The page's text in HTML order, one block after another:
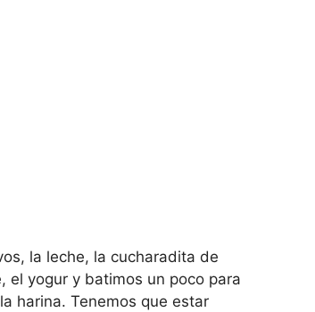
la leche, la cucharadita de
el yogur y batimos un poco para
harina. Tenemos que estar